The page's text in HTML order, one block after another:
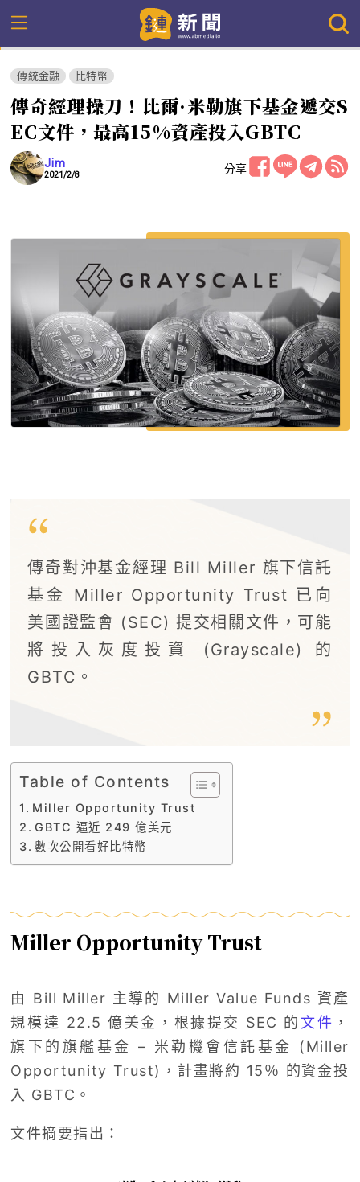
傳統金融 比特幣
傳奇經理操刀！比爾·米勒旗下基金遞交S
EC文件，最高15%資產投入GBTC
Jim
2021/2/8 分享
傳奇對沖基金經理 Bill Miller 旗下信託
基金 Miller Opportunity Trust 已向
美國證監會 (SEC) 提交相關文件，可能
將投入灰度投資 (Grayscale) 的
GBTC。
Table of Contents
Miller Opportunity Trust
GBTC 逼近 249 億美元
數次公開看好比特幣
Miller Opportunity Trust
由 Bill Miller 主導的 Miller Value Funds 資產
規模達 22.5 億美金，根據提交 SEC 的 文件 ，
旗下的旗艦基金 – 米勒機會信託基金 (Miller
Opportunity Trust)，計畫將約 15％ 的資金投
入 GBTC。
文件摘要指出：